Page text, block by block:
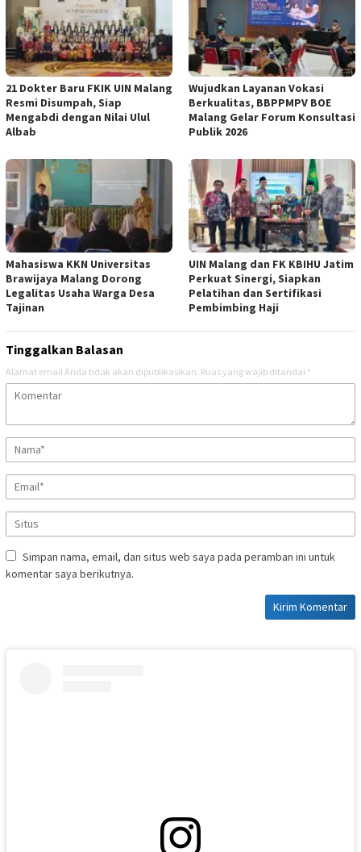
21 Dokter Baru FKIK UIN Malang
Resmi Disumpah, Siap
Mengabdi dengan Nilai Ulul
Albab
Wujudkan Layanan Vokasi
Berkualitas, BBPPMPV BOE
Malang Gelar Forum Konsultasi
Publik 2026
Mahasiswa KKN Universitas
Brawijaya Malang Dorong
Legalitas Usaha Warga Desa
Tajinan
UIN Malang dan FK KBIHU Jatim
Perkuat Sinergi, Siapkan
Pelatihan dan Sertifikasi
Pembimbing Haji
Tinggalkan Balasan
Alamat email Anda tidak akan dipublikasikan. Ruas yang wajib ditandai *
Simpan nama, email, dan situs web saya pada peramban ini untuk
komentar saya berikutnya.